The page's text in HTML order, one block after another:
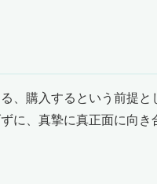
、購入するという前提
に、真摯に真正面に向